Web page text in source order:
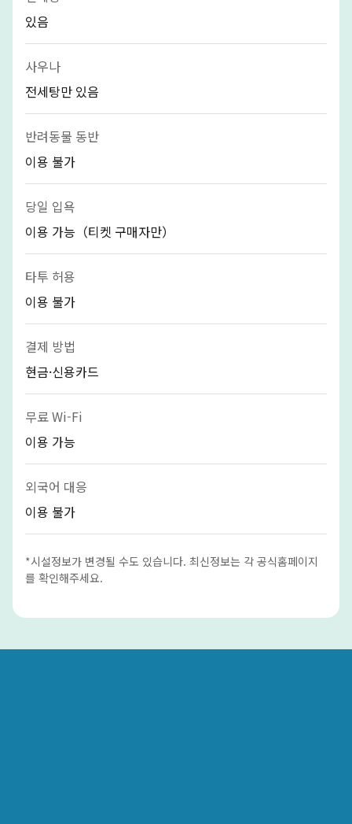
있음
사우나
전세탕만 있음
반려동물 동반
이용 불가
당일 입욕
이용 가능（티켓 구매자만）
타투 허용
이용 불가
결제 방법
현금·신용카드
무료 Wi-Fi
이용 가능
외국어 대응
이용 불가
*시설정보가 변경될 수도 있습니다. 최신정보는 각 공식홈페이지
를 확인해주세요.